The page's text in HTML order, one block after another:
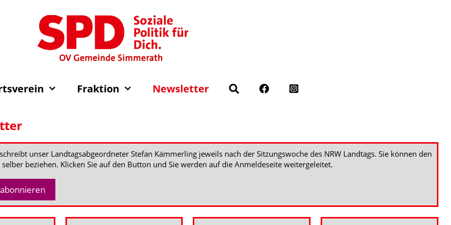
Fraktion Newsletter
unser Landtagsabgeordneter Stefan Kämmerling jeweils nach der Sitzungswoche des NRW Landtags. Sie können den
beziehen. Klicken Sie auf den Button und Sie werden auf die Anmeldeseite weitergeleitet.